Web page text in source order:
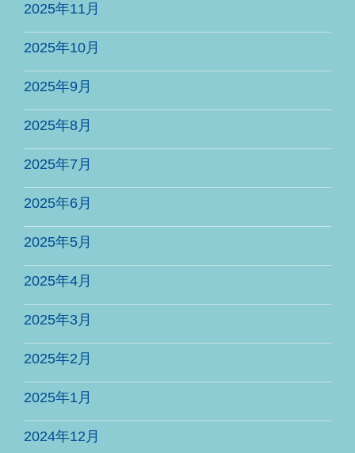
2025年11月
2025年10月
2025年9月
2025年8月
2025年7月
2025年6月
2025年5月
2025年4月
2025年3月
2025年2月
2025年1月
2024年12月